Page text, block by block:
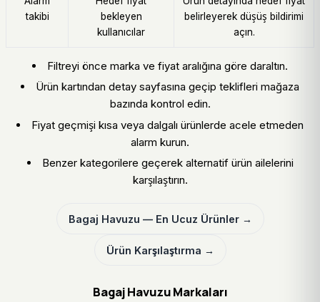
takibi
bekleyen
kullanıcılar
belirleyerek düşüş bildirimi
açın.
Filtreyi önce marka ve fiyat aralığına göre daraltın.
Ürün kartından detay sayfasına geçip teklifleri mağaza
bazında kontrol edin.
Fiyat geçmişi kısa veya dalgalı ürünlerde acele etmeden
alarm kurun.
Benzer kategorilere geçerek alternatif ürün ailelerini
karşılaştırın.
Bagaj Havuzu — En Ucuz Ürünler →
Ürün Karşılaştırma →
Bagaj Havuzu Markaları